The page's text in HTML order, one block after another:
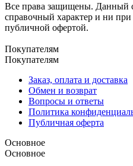
Все права защищены. Данный
справочный характер и ни при
публичной офертой.
Покупателям
Покупателям
Заказ, оплата и доставка
Обмен и возврат
Вопросы и ответы
Политика
Публичная оферта
Основное
Основное